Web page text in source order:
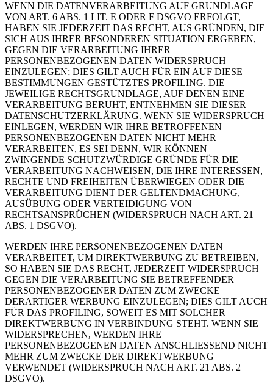
WENN DIE DATENVERARBEITUNG AUF GRUNDLAGE
VON ART. 6 ABS. 1 LIT. E ODER F DSGVO ERFOLGT,
HABEN SIE JEDERZEIT DAS RECHT, AUS GRÜNDEN, DIE
SICH AUS IHRER BESONDEREN SITUATION ERGEBEN,
GEGEN DIE VERARBEITUNG IHRER
PERSONENBEZOGENEN DATEN WIDERSPRUCH
EINZULEGEN; DIES GILT AUCH FÜR EIN AUF DIESE
BESTIMMUNGEN GESTÜTZTES PROFILING. DIE
JEWEILIGE RECHTSGRUNDLAGE, AUF DENEN EINE
VERARBEITUNG BERUHT, ENTNEHMEN SIE DIESER
DATENSCHUTZERKLÄRUNG. WENN SIE WIDERSPRUCH
EINLEGEN, WERDEN WIR IHRE BETROFFENEN
PERSONENBEZOGENEN DATEN NICHT MEHR
VERARBEITEN, ES SEI DENN, WIR KÖNNEN
ZWINGENDE SCHUTZWÜRDIGE GRÜNDE FÜR DIE
VERARBEITUNG NACHWEISEN, DIE IHRE INTERESSEN,
RECHTE UND FREIHEITEN ÜBERWIEGEN ODER DIE
VERARBEITUNG DIENT DER GELTENDMACHUNG,
AUSÜBUNG ODER VERTEIDIGUNG VON
RECHTSANSPRÜCHEN (WIDERSPRUCH NACH ART. 21
ABS. 1 DSGVO).
WERDEN IHRE PERSONENBEZOGENEN DATEN
VERARBEITET, UM DIREKTWERBUNG ZU BETREIBEN,
SO HABEN SIE DAS RECHT, JEDERZEIT WIDERSPRUCH
GEGEN DIE VERARBEITUNG SIE BETREFFENDER
PERSONENBEZOGENER DATEN ZUM ZWECKE
DERARTIGER WERBUNG EINZULEGEN; DIES GILT AUCH
FÜR DAS PROFILING, SOWEIT ES MIT SOLCHER
DIREKTWERBUNG IN VERBINDUNG STEHT. WENN SIE
WIDERSPRECHEN, WERDEN IHRE
PERSONENBEZOGENEN DATEN ANSCHLIESSEND NICHT
MEHR ZUM ZWECKE DER DIREKTWERBUNG
VERWENDET (WIDERSPRUCH NACH ART. 21 ABS. 2
DSGVO).